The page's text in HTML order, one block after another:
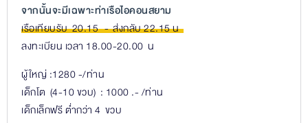
จากนั้นจะมีเฉพาะท่าเรือไอคอนสยาม
เรือเทียบรับ 20.15 - ส่งกลับ 22.15 น
ลงทะเบียน เวลา 18.00-20.00 น
ผู้ใหญ่ :1280 -/ท่าน
เด็กโต (4-10 ขวบ) : 1000 .- /ท่าน
เด็กเล็กฟรี ต่ำกว่า 4 ขวบ